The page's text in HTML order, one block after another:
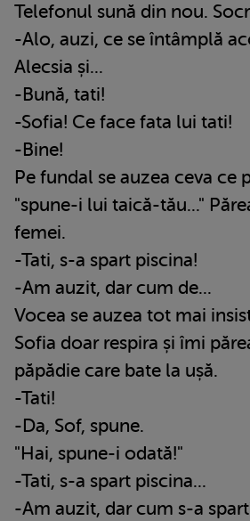
Telefonul sună din nou.
-Alo, auzi, ce se întâmplă
Alecsia și...
-Bună, tati!
-Sofia! Ce face fata lui tati!
-Bine!
Pe fundal se auzea ceva ce
"spune-i lui taică-tău..."
femei.
-Tati, s-a spart piscina!
-Am auzit, dar cum de...
Vocea se auzea tot mai
Sofia doar respira și îmi
păpădie care bate la ușă.
-Tati!
-Da, Sof, spune.
"Hai, spune-i odată!"
-Tati, s-a spart piscina...
-Am auzit, dar cum s-a